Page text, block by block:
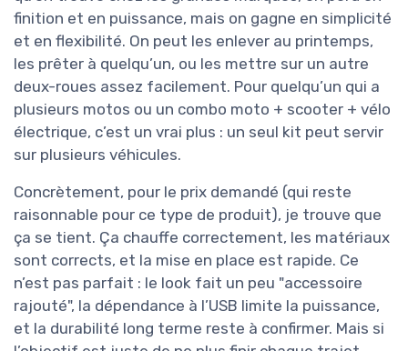
finition et en puissance, mais on gagne en simplicité
et en flexibilité. On peut les enlever au printemps,
les prêter à quelqu’un, ou les mettre sur un autre
deux-roues assez facilement. Pour quelqu’un qui a
plusieurs motos ou un combo moto + scooter + vélo
électrique, c’est un vrai plus : un seul kit peut servir
sur plusieurs véhicules.
Concrètement, pour le prix demandé (qui reste
raisonnable pour ce type de produit), je trouve que
ça se tient. Ça chauffe correctement, les matériaux
sont corrects, et la mise en place est rapide. Ce
n’est pas parfait : le look fait un peu "accessoire
rajouté", la dépendance à l’USB limite la puissance,
et la durabilité long terme reste à confirmer. Mais si